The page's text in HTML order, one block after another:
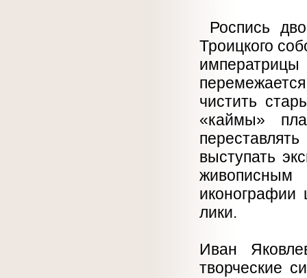
Роспись
Троицкого
чистить
«каймы»
выступать
иконографии
лики.
Иван
творческие